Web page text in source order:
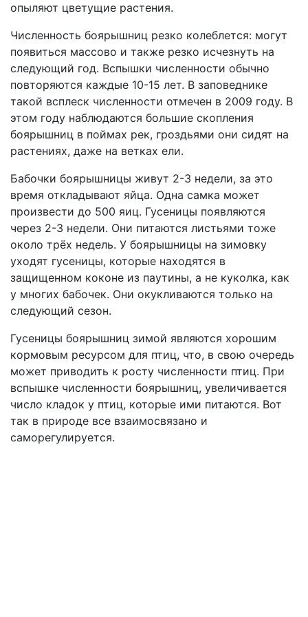
опыляют цветущие растения.
Численность боярышниц резко колеблется: могут
появиться массово и также резко исчезнуть на
следующий год. Вспышки численности обычно
повторяются каждые 10-15 лет. В заповеднике
такой всплеск численности отмечен в 2009 году. В
этом году наблюдаются большие скопления
боярышниц в поймах рек, гроздьями они сидят на
растениях, даже на ветках ели.
Бабочки боярышницы живут 2-3 недели, за это
время откладывают яйца. Одна самка может
произвести до 500 яиц. Гусеницы появляются
через 2-3 недели. Они питаются листьями тоже
около трёх недель. У боярышницы на зимовку
уходят гусеницы, которые находятся в
защищенном коконе из паутины, а не куколка, как
у многих бабочек. Они окукливаются только на
следующий сезон.
Гусеницы боярышниц зимой являются хорошим
кормовым ресурсом для птиц, что, в свою очередь
может приводить к росту численности птиц. При
вспышке численности боярышниц, увеличивается
число кладок у птиц, которые ими питаются. Вот
так в природе все взаимосвязано и
саморегулируется.